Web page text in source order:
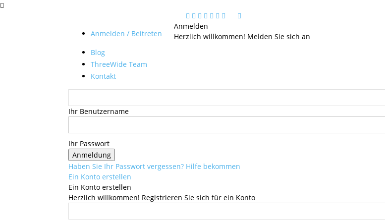
Anmelden / Beitreten
Blog
ThreeWide Team
Kontakt
Anmelden
Herzlich willkommen! Melden Sie sich an
Ihr Benutzername
Ihr Passwort
Haben Sie Ihr Passwort vergessen? Hilfe bekommen
Ein Konto erstellen
Ein Konto erstellen
Herzlich willkommen! Registrieren Sie sich für ein Konto